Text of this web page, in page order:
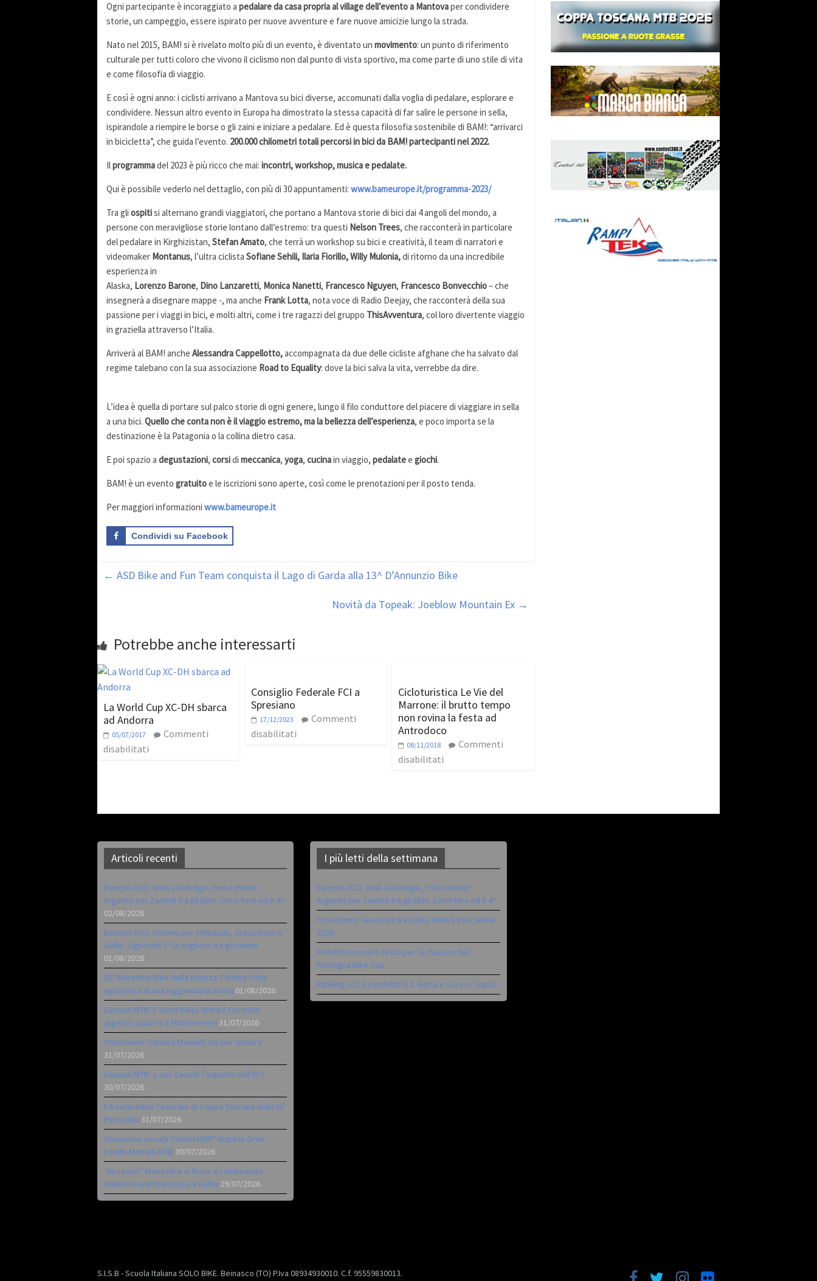
Ogni partecipante è incoraggiato a pedalare da casa propria al village dell’evento a Mantovaper condividere
storie, un campeggio, essere ispirato per nuove avventure e fare nuove amicizie lungo la strada.
Nato nel 2015, BAM! si è rivelato molto più di un evento, è diventato un movimento: un punto di riferimento
culturale per tutti coloro che vivono il ciclismo non dal punto di vista sportivo, ma come parte di uno stile di vita
e come filosofia di viaggio.
E così è ogni anno: i ciclisti arrivano a Mantova su bici diverse, accomunati dalla voglia di pedalare, esplorare e
condividere. Nessun altro evento in Europa ha dimostrato la stessa capacità di far salire le persone in sella,
ispirandole a riempire le borse o gli zaini e iniziare a pedalare. Ed è questa filosofia sostenibile di BAM!: “arrivarci
in bicicletta”, che guida l’evento. 200.000 chilometri totali percorsi in bici da BAM! partecipanti nel 2022.
Ilprogrammadel 2023 è più ricco che mai: incontri, workshop, musica e pedalate.
Qui è possibile vederlo nel dettaglio, con più di 30 appuntamenti: www.bameurope.it/programma-2023/
Tra gli ospitisi alternano grandi viaggiatori, che portano a Mantova storie di bici dai 4 angoli del mondo, a
persone con meravigliose storie lontano dall’estremo: tra questi Nelson Trees, che racconterà in particolare
del pedalare in Kirghizistan, Stefan Amato, che terrà un workshop su bici e creatività, il team di narratori e
videomaker Montanus, l’ultra ciclista Sofiane Sehili, Ilaria Fiorillo, Willy Mulonia,di ritorno da una incredibile
esperienza in
Alaska, Lorenzo Barone, Dino Lanzaretti, Monica Nanetti, Francesco Nguyen, Francesco Bonvecchio– che
insegnerà a disegnare mappe -, ma anche Frank Lotta, nota voce di Radio Deejay, che racconterà della sua
passione per i viaggi in bici, e molti altri, come i tre ragazzi del gruppo ThisAvventura, col loro divertente viaggio
in graziella attraverso l’Italia.
Arriverà al BAM! anche Alessandra Cappellotto,accompagnata da due delle cicliste afghane che ha salvato dal
regime talebano con la sua associazione Road to Equality: dove la bici salva la vita, verrebbe da dire.
L’idea è quella di portare sul palco storie di ogni genere, lungo il filo conduttore del piacere di viaggiare in sella
a una bici. Quello che conta non è il viaggio estremo, ma la bellezza dell’esperienza, e poco importa se la
destinazione è la Patagonia o la collina dietro casa.
E poi spazio a degustazioni, corsidi meccanica, yoga, cucinain viaggio, pedalatee giochi.
BAM! è un evento gratuitoe le iscrizioni sono aperte, così come le prenotazioni per il posto tenda.
Per maggiori informazioni www.bameurope.it
Condividi su Facebook
← ASD Bike and Fun Team conquista il Lago di Garda alla 13^ D’Annunzio Bike
Novità da Topeak: Joeblow Mountain Ex →
Potrebbe anche interessarti
La World Cup XC-DH sbarca
ad Andorra
05/07/2017
Commenti
disabilitati
Consiglio Federale FCI a
Spresiano
17/12/2023
Commenti
disabilitati
Cicloturistica Le Vie del
Marrone: il brutto tempo
non rovina la festa ad
Antrodoco
08/11/2018
Commenti
disabilitati
Articoli recenti
Europei XCO: titoli a Aldridge, Frei e Hutter.
Argento per Zanotti tra gli Elite. Corvi fora ed è 4^
02/08/2026
Europei XCO: vittorie per Ghibaudo, Grossmann e
Gallis. Signorelli 5^ la migliore tra gli italiani
01/08/2026
35ª Marathon Bike della Brianza: l’ultima sfida
agonistica di una leggendaria storia 01/08/2026
Europei MTB: il Team Relay firma il secondo
argento azzurro a Monteceneri 31/07/2026
Attenzione: Samara Maxwell sta per tornare
31/07/2026
Europei MTB: a Juri Zanotti l’argento nell’XCC
30/07/2026
Il 6 settembre l’esordio di Coppa Toscana della Gf
Pinocchio 31/07/2026
Situazione circuiti Contest360° dopo la Gran
Fondo Marradi MTB 30/07/2026
“Au revoir” Monselice in Rosa. Il campionato
italiano marathon passa a Gallio 29/07/2026
I più letti della settimana
Europei XCO: titoli a Aldridge, Frei e Hutter.
Argento per Zanotti tra gli Elite. Corvi fora ed è 4^
Procedono i lavori sul tracciato della Straccabike
2026
A Montecoronaro festa per la chiusura del
Romagna Bike Cup
Ranking UCI: Avondetto N.2. Berta e Corvi in Top10
S.I.S.B - Scuola Italiana SOLO BIKE. Beinasco (TO) P.Iva 08934930010. C.f. 95559830013.